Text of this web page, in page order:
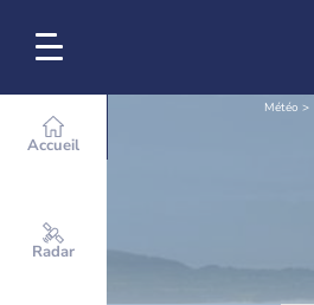
Accueil
Radar
Météo